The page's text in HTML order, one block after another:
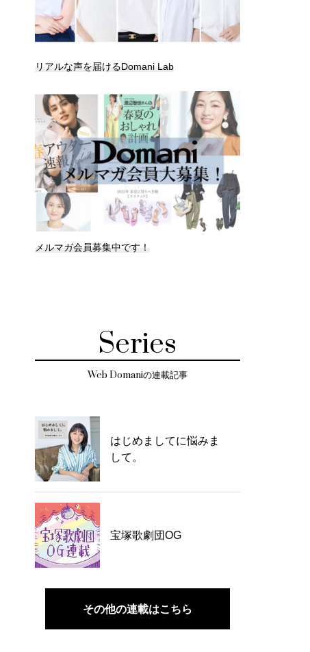
リアルな声を届けるDomani Lab
メルマガ会員募集中です！
Series
Web Domaniの連載記事
はじめましてに悩みま
して。
宝塚歌劇団OG
その他の連載はこちら